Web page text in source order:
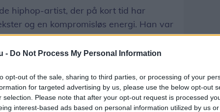
- Do Not Process My Personal Information
opt-out of the sale, sharing to third parties, or processing of your
for targeted advertising by us, please use the below opt-out
selection. Please note that after your opt-out request is processed
interest-based ads based on personal information utilized by us
hiphop-artist, der på kort tid har
og en kompromisløs energi. Han var
i 2024.
er duoen 100%WET, der omformer
lyd, der blander teksturer fra
og drum’n’bass, til en genre bandet